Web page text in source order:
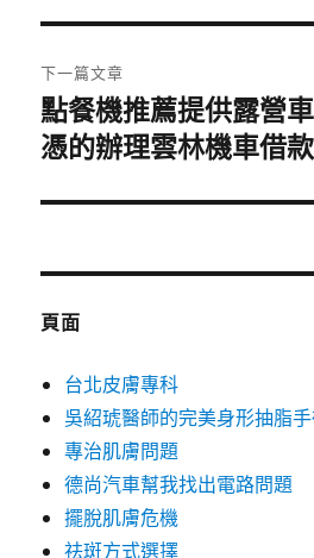
覽
文
章:
下一篇文章
下
一
文
點餐機推薦提供露營
憑的辦理雲林機車借款
頁面
台北皮膚專科
吳紹琥醫師的完美身形抽脂
專治肌膚問題
德尚汽車幫我找出電路問題
擺脫肌膚危機
祛斑方式選擇